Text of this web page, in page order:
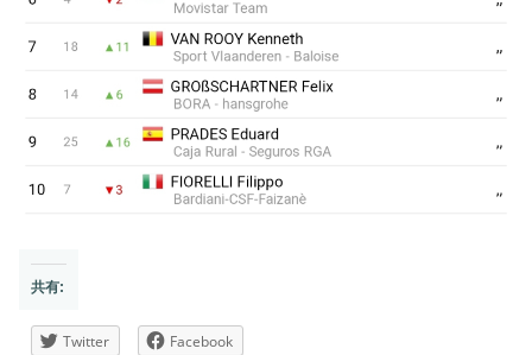
共有:
Twitter Facebook